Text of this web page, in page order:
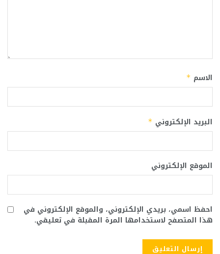
الاسم *
البريد الإلكتروني *
الموقع الإلكتروني
احفظ اسمي، بريدي الإلكتروني، والموقع الإلكتروني في
هذا المتصفح لاستخدامها المرة المقبلة في تعليقي.